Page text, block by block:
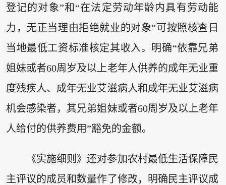
登记的对象”和“在法定劳动年龄内具有劳动能
力，无正当理由拒绝就业的对象”可按照核查日
当地最低工资标准核定其收入。明确“依靠兄弟
姐妹或者60周岁及以上老年人供养的成年无业重
度残疾人、成年无业艾滋病人和成年无业艾滋病
机会感染者，其兄弟姐妹或者60周岁及以上老年
人给付的供养费用”豁免的金额。
《实施细则》还对参加农村最低生活保障民
主评议的成员和数量作了修改，明确民主评议成